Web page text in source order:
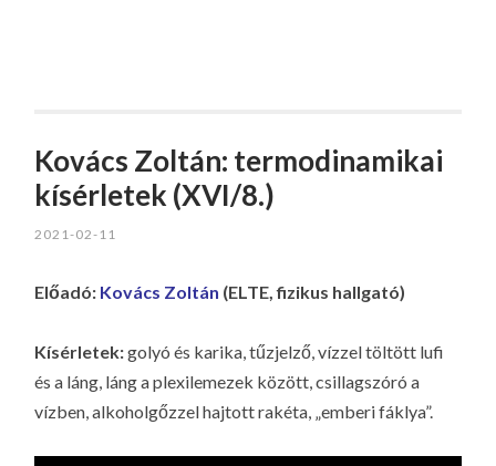
Kovács Zoltán: termodinamikai
kísérletek (XVI/8.)
2021-02-11
Előadó: Kovács Zoltán (ELTE, fizikus hallgató)
Kísérletek:golyó és karika, tűzjelző, vízzel töltött lufi
és a láng, láng a plexilemezek között, csillagszóró a
vízben, alkoholgőzzel hajtott rakéta, „emberi fáklya”.